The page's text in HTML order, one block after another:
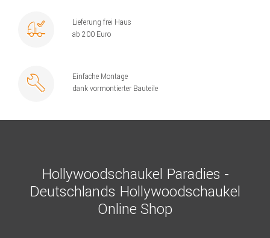
Lieferung frei Haus
ab 200 Euro
Einfache Montage
dank vormontierter Bauteile
Hollywoodschaukel Paradies -
Deutschlands Hollywoodschaukel
Online Shop